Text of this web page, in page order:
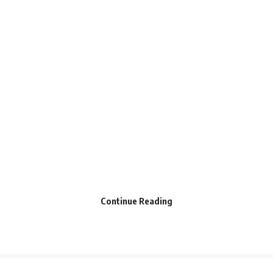
ଆରାମ କର । ରୋଗରୁ ଉଠିଛୁ । ତୋ ଦେହ ଦୁର୍ବଳ । ମୁଁ ତୋ
Continue Reading